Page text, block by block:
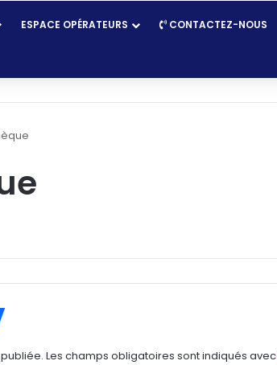
ESPACE OPÉRATEURS CONTACTEZ-NOUS
Les champs obligatoires sont indiqués avec